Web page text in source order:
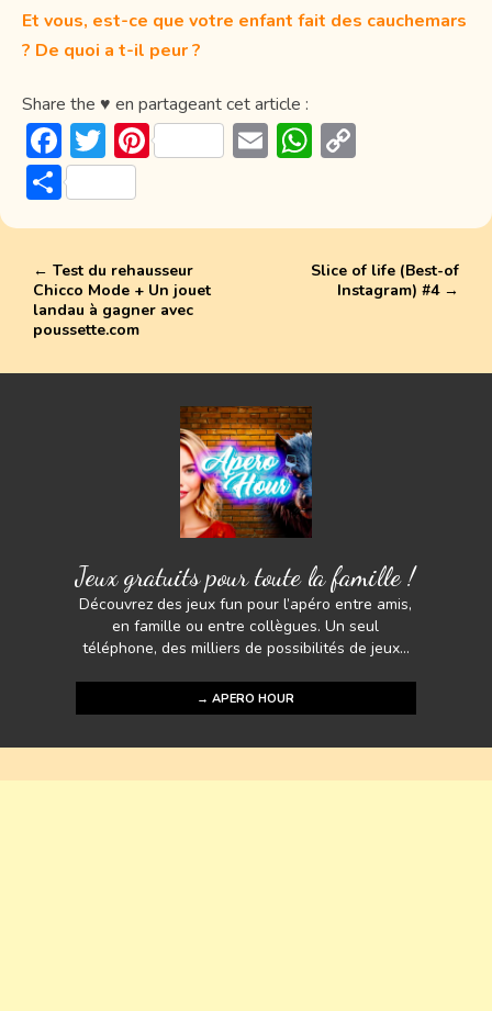
Et vous, est-ce que votre enfant fait des cauchemars
? De quoi a t-il peur ?
Share the ♥ en partageant cet article :
F
ac
e
o
ok
T
w
itt
Pi
st
E W
A Li
P
ar
ta
g
er
← Test du rehausseur
Chicco Mode + Un jouet
landau à gagner avec
poussette.com
Slice of life (Best-of
Instagram) #4 →
Jeux gratuits pour toute la famille !
Découvrez des jeux fun pour l’apéro entre amis,
en famille ou entre collègues. Un seul
téléphone, des milliers de possibilités de jeux...
→ APERO HOUR